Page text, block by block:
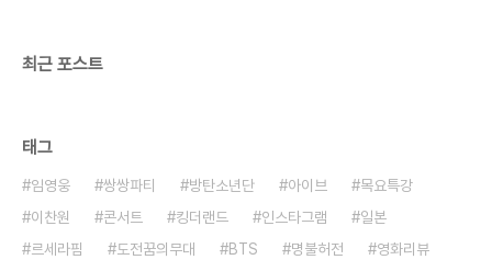
최근 포스트
태그
임영웅 쌍쌍파티 방탄소년단 아이브
목요특강
이찬원
콘서트 킹더랜드 인스타그램
일본
르세라핌
도전꿈의무대 BTS 명불허전
영화리뷰